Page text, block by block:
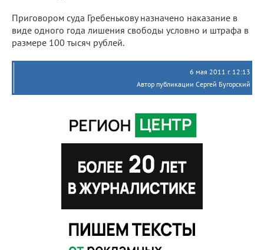
Приговором суда Гребенькову назначено наказание в
виде одного года лишения свободы условно и штрафа в
размере 100 тысяч рублей.
6 мая 2011 г. 12:13
Автор публикации Сергей Бугорский